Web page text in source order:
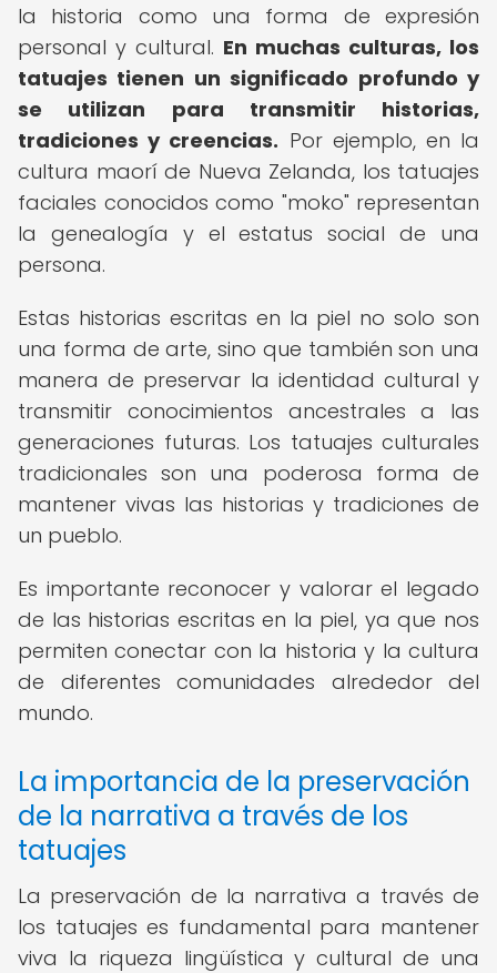
la historia como una forma de expresión
personal y cultural. En muchas culturas, los
tatuajes tienen un significado profundo y
se utilizan para transmitir historias,
tradiciones y creencias. Por ejemplo, en la
cultura maorí de Nueva Zelanda, los tatuajes
faciales conocidos como "moko" representan
la genealogía y el estatus social de una
persona.
Estas historias escritas en la piel no solo son
una forma de arte, sino que también son una
manera de preservar la identidad cultural y
transmitir conocimientos ancestrales a las
generaciones futuras. Los tatuajes culturales
tradicionales son una poderosa forma de
mantener vivas las historias y tradiciones de
un pueblo.
Es importante reconocer y valorar el legado
de las historias escritas en la piel, ya que nos
permiten conectar con la historia y la cultura
de diferentes comunidades alrededor del
mundo.
La importancia de la preservación
de la narrativa a través de los
tatuajes
La preservación de la narrativa a través de
los tatuajes es fundamental para mantener
viva la riqueza lingüística y cultural de una